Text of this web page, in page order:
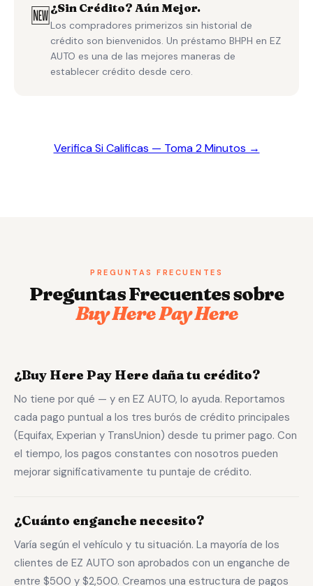
🆕 ¿Sin Crédito? Aún Mejor.
Los compradores primerizos sin historial de
crédito son bienvenidos. Un préstamo BHPH en EZ
AUTO es una de las mejores maneras de
establecer crédito desde cero.
Verifica Si Calificas — Toma 2 Minutos →
PREGUNTAS FRECUENTES
Preguntas Frecuentes sobre
Buy Here Pay Here
¿Buy Here Pay Here daña tu crédito?
No tiene por qué — y en EZ AUTO, lo ayuda. Reportamos
cada pago puntual a los tres burós de crédito principales
(Equifax, Experian y TransUnion) desde tu primer pago. Con
el tiempo, los pagos constantes con nosotros pueden
mejorar significativamente tu puntaje de crédito.
¿Cuánto enganche necesito?
Varía según el vehículo y tu situación. La mayoría de los
clientes de EZ AUTO son aprobados con un enganche de
entre $500 y $2,500. Creamos una estructura de pagos